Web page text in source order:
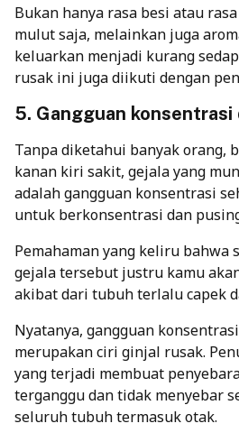
Bukan hanya rasa besi atau
mulut saja, melainkan juga
keluarkan menjadi kurang
rusak ini juga diikuti dengan
5. Gangguan konsentrasi
Tanpa diketahui banyak orang,
kanan kiri sakit, gejala yang
adalah gangguan konsentrasi
untuk berkonsentrasi dan
Pemahaman yang keliru bahwa
gejala tersebut justru kamu
akibat dari tubuh terlalu capek
Nyatanya, gangguan
merupakan ciri ginjal rusak.
yang terjadi membuat
terganggu dan tidak menyebar
seluruh tubuh termasuk otak.